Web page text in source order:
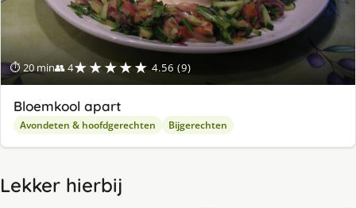
⏱ 20 min👥 4★★★★★ 4.56 (9)
Bloemkool apart
Avondeten & hoofdgerechten Bijgerechten
Lekker hierbij